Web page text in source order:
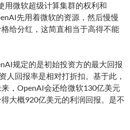
用微软超级计算集群的权利和
先用着微软的资源，然后慢慢
给分红，这简直相当于高得不能
规定的是初始投资方的最大回报
人回报率是相对打折扣。基于此，
来，OpenAI会还给微软130亿美元
大概920亿美元的利润回报。是不